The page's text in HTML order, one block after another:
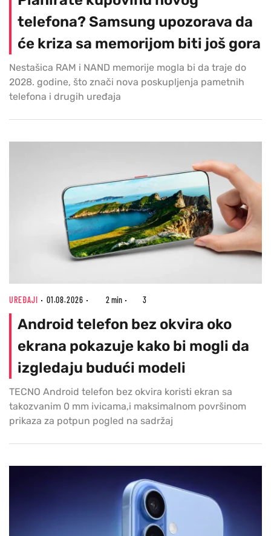
telefona? Samsung upozorava da
će kriza sa memorijom biti još gora
Nestašica RAM i NAND memorije mogla bi da traje do
2028. godine, što znači nova poskupljenja pametnih
telefona i drugih uređaja
UREĐAJI 01.08.2026 2 min 3
Android telefon bez okvira oko
ekrana pokazuje kako bi mogli da
izgledaju budući modeli
TECNO Android telefon bez okvira koristi ekran sa
takozvanim 0 mm ivicama,i maksimalnom površinom
prikaza za potpun pogled na sadržaj